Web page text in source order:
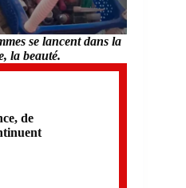
se lancent dans la
la beauté.
de